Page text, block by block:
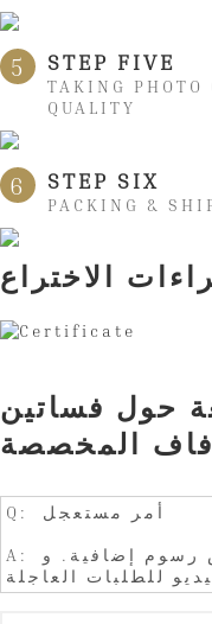
5 STEP FIVE
TAKING PHOTO
QUALITY
6 STEP SIX
PACKING &
الاختراع
حول فساتين
المخصصة
Q: أمر مستعجل
A: قبول الطلب العاجل. سيتم فرض رسوم إضافية. و
للطلبات العاجلة